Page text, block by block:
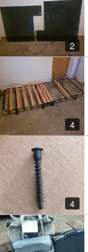
2
4
4